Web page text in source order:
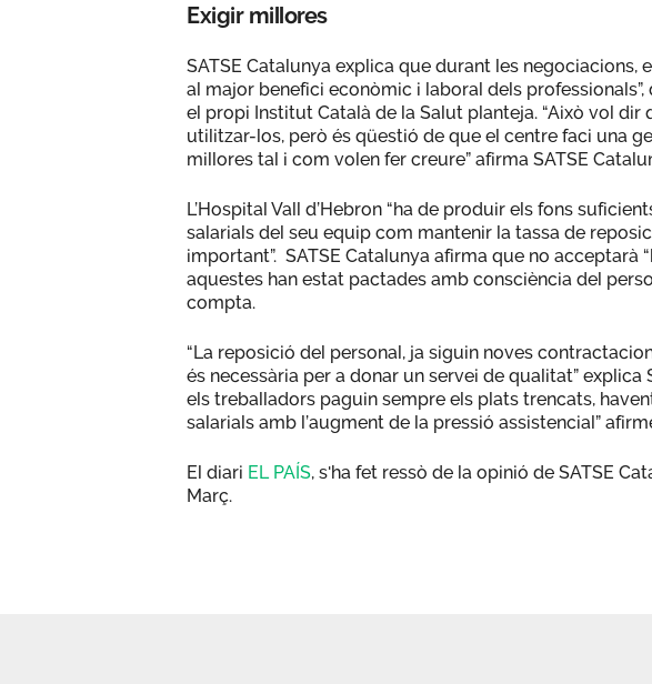
Exigir millores
SATSE Catalunya explica que durant les negociacions,
al major benefici econòmic i laboral dels
el propi Institut Català de la Salut planteja. “Això vol dir
utilitzar-los, però és qüestió de que el centre faci una
millores tal i com volen fer creure” afirma SATSE
L’Hospital Vall d’Hebron “ha de produir els fons
salarials del seu equip com mantenir la tassa de
important”. SATSE Catalunya afirma que no acceptarà
aquestes han estat pactades amb consciència del
compta.
“La reposició del personal, ja siguin noves
és necessària per a donar un servei de qualitat” explica
els treballadors paguin sempre els plats trencats,
salarials amb l’augment de la pressió assistencial”
El diari EL PAÍS, s'ha fet ressò de la opinió de SATSE
Març.